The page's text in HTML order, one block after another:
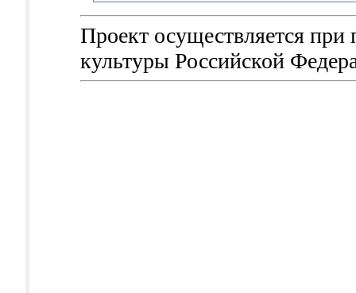
Проект осуществляется
культуры Российской